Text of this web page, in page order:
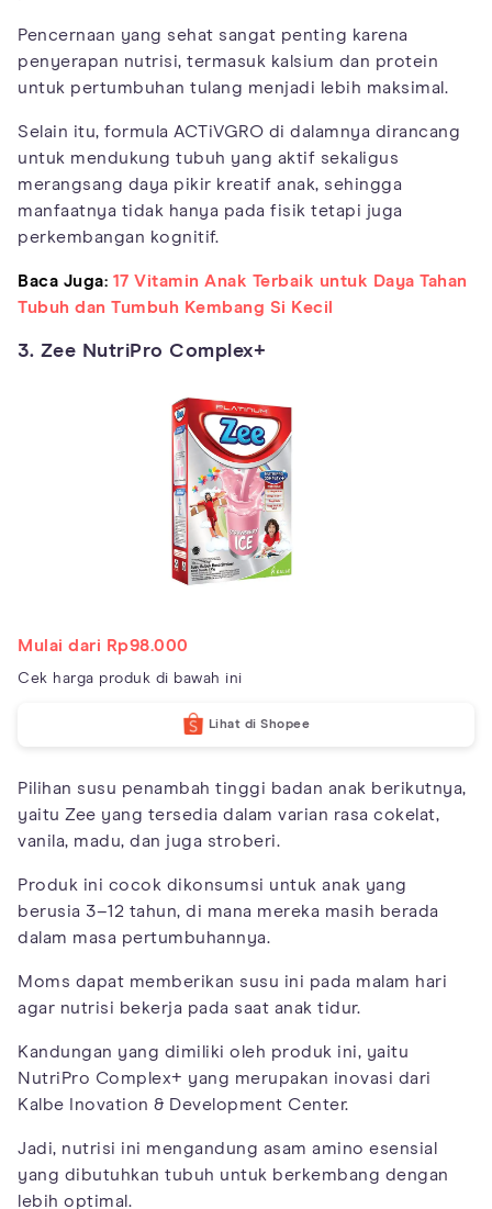
Pencernaan yang sehat sangat penting karena
penyerapan nutrisi, termasuk kalsium dan protein
untuk pertumbuhan tulang menjadi lebih maksimal.
Selain itu, formula ACTiVGRO di dalamnya dirancang
untuk mendukung tubuh yang aktif sekaligus
merangsang daya pikir kreatif anak, sehingga
manfaatnya tidak hanya pada fisik tetapi juga
perkembangan kognitif.
Baca Juga: 17 Vitamin Anak Terbaik untuk Daya Tahan
Tubuh dan Tumbuh Kembang Si Kecil
3. Zee NutriPro Complex+
Mulai dari Rp98.000
Cek harga produk di bawah ini
Lihat di Shopee
Pilihan susu penambah tinggi badan anak berikutnya,
yaitu Zee yang tersedia dalam varian rasa cokelat,
vanila, madu, dan juga stroberi.
Produk ini cocok dikonsumsi untuk anak yang
berusia 3–12 tahun, di mana mereka masih berada
dalam masa pertumbuhannya.
Moms dapat memberikan susu ini pada malam hari
agar nutrisi bekerja pada saat anak tidur.
Kandungan yang dimiliki oleh produk ini, yaitu
NutriPro Complex+ yang merupakan inovasi dari
Kalbe Inovation & Development Center.
Jadi, nutrisi ini mengandung asam amino esensial
yang dibutuhkan tubuh untuk berkembang dengan
lebih optimal.